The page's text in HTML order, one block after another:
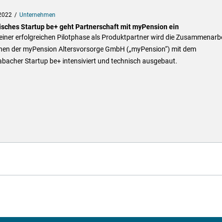
Unternehmen
Startup be+ geht Partnerschaft mit myPension ein
erfolgreichen Pilotphase als Produktpartner wird die
der myPension Altersvorsorge GmbH („myPension“) mit dem
Startup be+ intensiviert und technisch ausgebaut.